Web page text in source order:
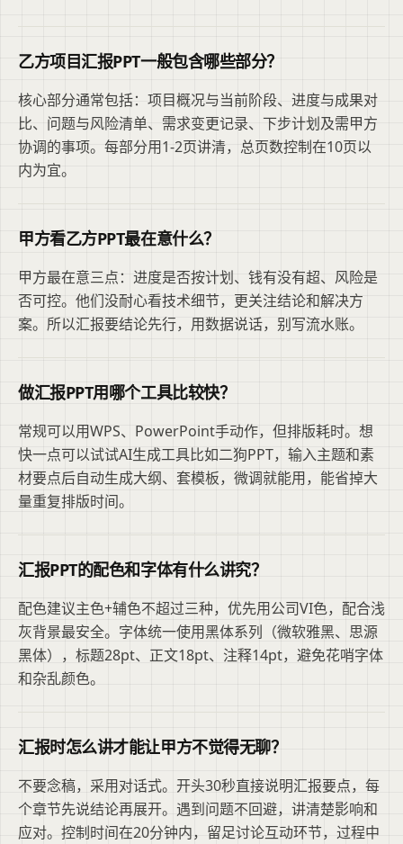
乙方项目汇报PPT一般包含哪些部分？
核心部分通常包括：项目概况与当前阶段、进度与成果对
比、问题与风险清单、需求变更记录、下步计划及需甲方
协调的事项。每部分用1-2页讲清，总页数控制在10页以
内为宜。
甲方看乙方PPT最在意什么？
甲方最在意三点：进度是否按计划、钱有没有超、风险是
否可控。他们没耐心看技术细节，更关注结论和解决方
案。所以汇报要结论先行，用数据说话，别写流水账。
做汇报PPT用哪个工具比较快？
常规可以用WPS、PowerPoint手动作，但排版耗时。想
快一点可以试试AI生成工具比如二狗PPT，输入主题和素
材要点后自动生成大纲、套模板，微调就能用，能省掉大
量重复排版时间。
汇报PPT的配色和字体有什么讲究？
配色建议主色+辅色不超过三种，优先用公司VI色，配合浅
灰背景最安全。字体统一使用黑体系列（微软雅黑、思源
黑体），标题28pt、正文18pt、注释14pt，避免花哨字体
和杂乱颜色。
汇报时怎么讲才能让甲方不觉得无聊？
不要念稿，采用对话式。开头30秒直接说明汇报要点，每
个章节先说结论再展开。遇到问题不回避，讲清楚影响和
应对。控制时间在20分钟内，留足讨论互动环节，过程中